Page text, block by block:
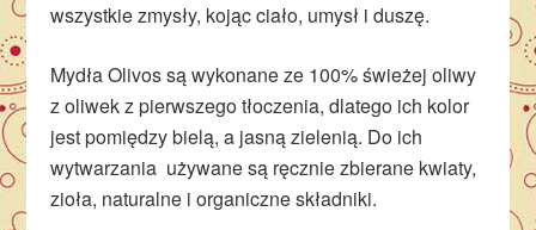
wszystkie zmysły, kojąc ciało, umysł i duszę.
Mydła Olivos są wykonane ze 100% świeżej oliwy
z oliwek z pierwszego tłoczenia, dlatego ich kolor
jest pomiędzy bielą, a jasną zielenią. Do ich
wytwarzania używane są ręcznie zbierane kwiaty,
zioła, naturalne i organiczne składniki.